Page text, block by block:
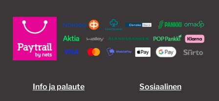
Info ja palaute Sosiaalinen